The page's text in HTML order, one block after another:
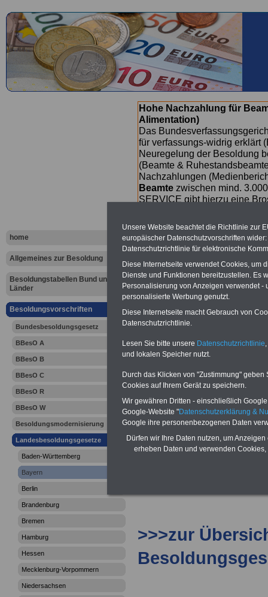
home
Allgemeines zur Besoldung
Besoldungstabellen Bund und
Länder
Besoldungsvorschriften
Bundesbesoldungsgesetz
BBesO A
BBesO B
BBesO C
BBesO R
BBesO W
Besoldungsmodernisierung
Landesbesoldungsgesetze
Baden-Württemberg
Bayern
Berlin
Brandenburg
Bremen
Hamburg
Hessen
Mecklenburg-Vorpommern
Niedersachsen
Hohe Nachzahlung für
Alimentation)
Das
für verfassungs-widrig erklärt
Neuregelung der Besoldung
(Beamte &
Nachzahlungen
Beamte zwischen mind.
SERVICE gibt hierzu eine
wird (wahrscheinlich im
Broschüre
Bayern:
(BayBesG)
>>>zur
Unsere Website beachtet die Richtlinie zur
europäischer Datenschutzvorschriften
Datenschutzrichtlinie für elektronische
Diese Internetseite verwendet Cookies, um
Dienste und Funktionen bereitzustellen. Es
Personalisierung von Anzeigen verwendet
personalisierte Werbung genutzt.
Diese Internetseite macht Gebrauch von
Datenschutzrichtlinie.
Lesen Sie bitte unsere Datenschutzrichtlinie
und lokalen Speicher nutzt.
Durch das Klicken von "Zustimmung"
Cookies auf Ihrem Gerät zu speichern.
Wir gewähren Dritten - einschließlich
Google-Website "Datenschutzerklärung &
Google ihre personenbezogenen Daten
Dürfen wir Ihre Daten nutzen, um
erheben Daten und verwenden